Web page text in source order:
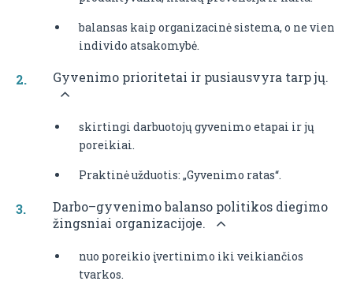
balansas kaip organizacinė sistema, o ne vien
individo atsakomybė.
Gyvenimo prioritetai ir pusiausvyra tarp jų.
skirtingi darbuotojų gyvenimo etapai ir jų
poreikiai.
Praktinė užduotis: „Gyvenimo ratas“.
Darbo–gyvenimo balanso politikos diegimo
žingsniai organizacijoje.
nuo poreikio įvertinimo iki veikiančios
tvarkos.